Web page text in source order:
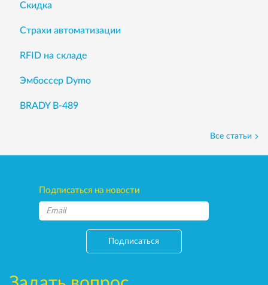
Скидка
Страхи автоматизации
RFID на складе
Эмбоссер Dymo
BRADY B-489
Все статьи
Подписаться на новости
Подписаться